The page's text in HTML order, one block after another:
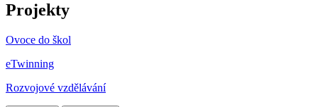
Projekty
Ovoce do škol
eTwinning
Rozvojové vzdělávání